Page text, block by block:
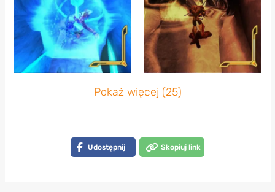
Pokaż więcej (25)
Udostępnij Skopiuj link